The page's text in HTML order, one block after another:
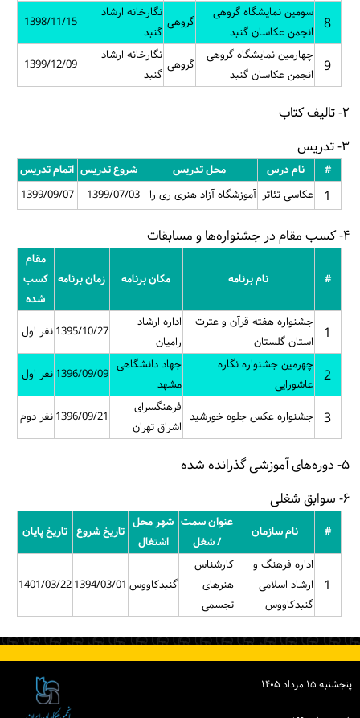
8
سومین نمایشگاه گروهی
انجمن عکاسان گنبد
گروهی
نگارخانه ارشاد
گنبد
1398/11/15
9
چهارمین نمایشگاه گروهی
انجمن عکاسان گنبد
گروهی
نگارخانه ارشاد
گنبد
1399/12/09
۲- تالیف کتاب
۳- تدریس
# نام درس محل تدریس شروع تدریس اتمام تدریس
1 عکاسی تئاتر آموزشگاه آزاد هنری ری را 1399/07/03
1399/09/07
۴- کسب مقام در جشنواره‌ها و مسابقات
# نام برنامه مکان برنامه زمان برنامه
مقام
کسب
شده
1
جشنواره هفته قرآن و عترت
استان گلستان
اداره ارشاد
رامیان
1395/10/27نفر اول
2
چهرمین جشنواره نگاره
عاشورایی
جهاد دانشگاهی
مشهد
1396/09/09نفر اول
3 جشنواره عکس جلوه خورشید
فرهنگسرای
اشراق تهران
1396/09/21نفر دوم
۵- دوره‌های آموزشی گذرانده شده
۶- سوابق شغلی
# نام سازمان
عنوان سمت
/ شغل
شهر محل
اشتغال
تاریخ شروع تاریخ پایان
1
اداره فرهنگ و
ارشاد اسلامی
گنبدکاووس
کارشناس
هنرهای
تجسمی
گنبدکاووس 1394/03/01
1401/03/22
پنجشنبه ۱۵ مرداد ۱۴۰۵